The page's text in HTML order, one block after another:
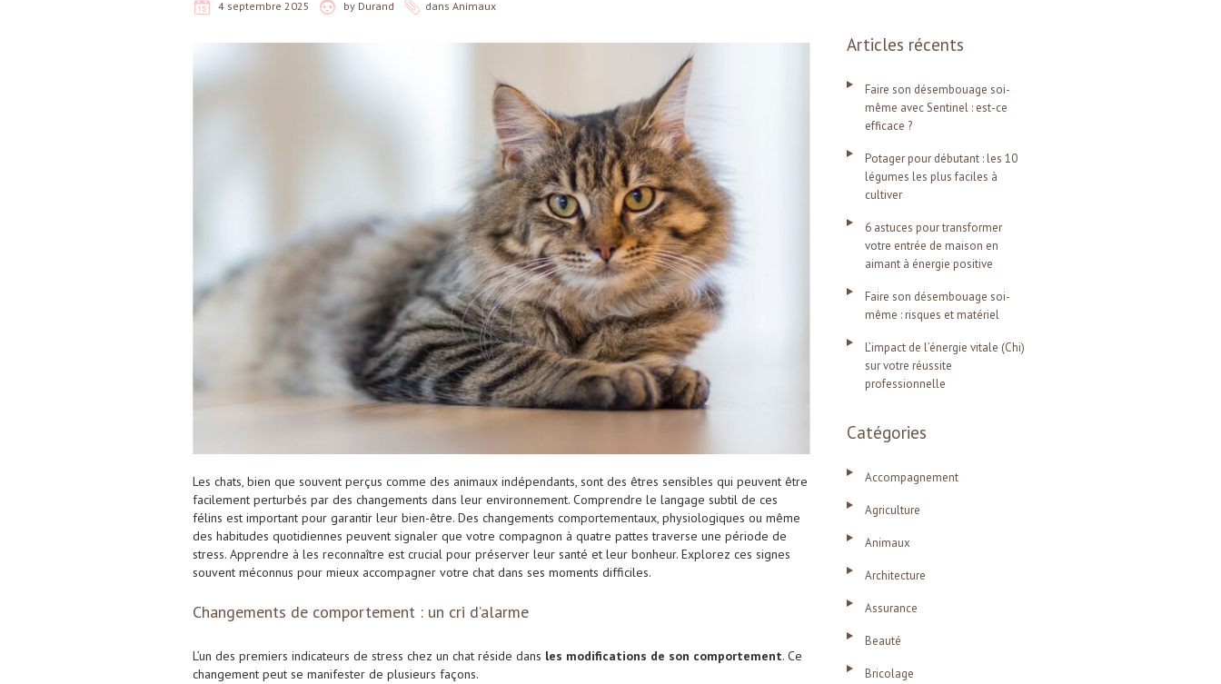
4 septembre 2025 by Durand dans Animaux
Les chats, bien que souvent perçus comme des animaux indépendants, sont des êtres sensibles qui peuvent être
facilement perturbés par des changements dans leur environnement. Comprendre le langage subtil de ces
félins est important pour garantir leur bien-être. Des changements comportementaux, physiologiques ou même
des habitudes quotidiennes peuvent signaler que votre compagnon à quatre pattes traverse une période de
stress. Apprendre à les reconnaître est crucial pour préserver leur santé et leur bonheur. Explorez ces signes
souvent méconnus pour mieux accompagner votre chat dans ses moments difficiles.
Changements de comportement : un cri d’alarme
L’un des premiers indicateurs de stress chez un chat réside dans les modifications de son comportement. Ce
changement peut se manifester de plusieurs façons.
Articles récents
Faire son désembouage soi-
même avec Sentinel : est-ce
efficace ?
Potager pour débutant : les 10
légumes les plus faciles à
cultiver
6 astuces pour transformer
votre entrée de maison en
aimant à énergie positive
Faire son désembouage soi-
même : risques et matériel
L’impact de l’énergie vitale (Chi)
sur votre réussite
professionnelle
Catégories
Accompagnement
Agriculture
Animaux
Architecture
Assurance
Beauté
Bricolage